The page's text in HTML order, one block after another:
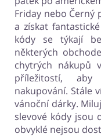
Kancelářské
Pro děti
Friday nebo Černý
a získat
kódy se týkají
některých
chytrých nákupů
příležitostí,
nakupování. Stále
vánoční dárky.
slevové kódy jsou
obvyklé nejsou